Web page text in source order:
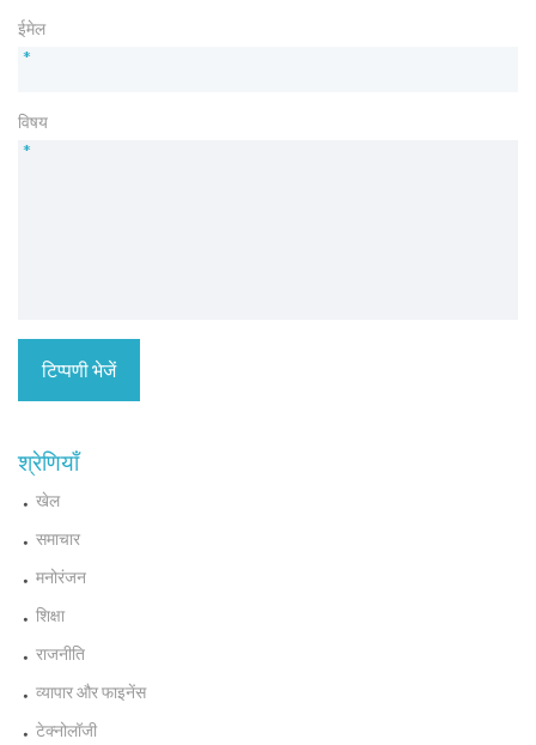
ईमेल
*
विषय
*
श्रेणियाँ
खेल
समाचार
मनोरंजन
शिक्षा
राजनीति
व्यापार और फाइनेंस
टेक्नोलॉजी